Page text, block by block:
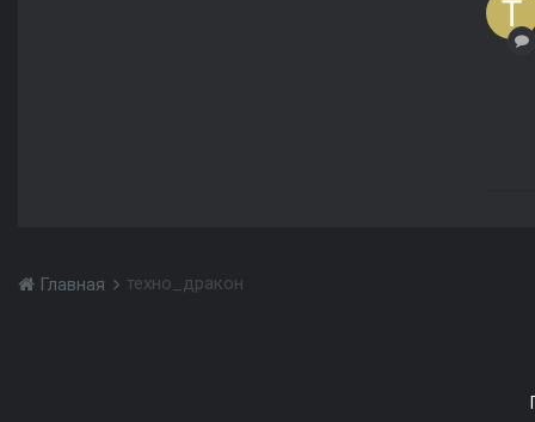
Главная техно_дракон